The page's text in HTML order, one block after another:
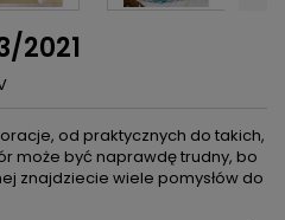
2021
od praktycznych do takich,
może być naprawdę trudny, bo
znajdziecie wiele pomysłów do